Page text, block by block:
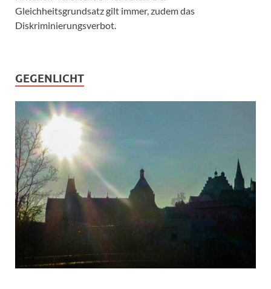
Gleichheitsgrundsatz gilt immer, zudem das
Diskriminierungsverbot.
GEGENLICHT